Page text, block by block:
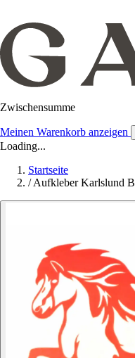
Zwischensumme
Meinen Warenkorb anzeigen
Loading...
Startseite
/ Aufkleber Karlslund